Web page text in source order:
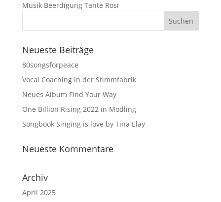
Musik Beerdigung Tante Rosi
Neueste Beiträge
80songsforpeace
Vocal Coaching in der Stimmfabrik
Neues Album Find Your Way
One Billion Rising 2022 in Mödling
Songbook Singing is love by Tina Elay
Neueste Kommentare
Archiv
April 2025